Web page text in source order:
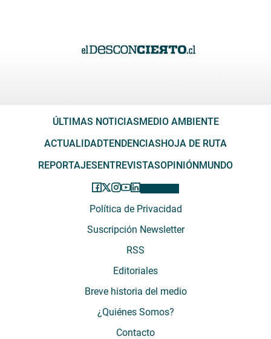
ÚLTIMAS NOTICIASMEDIO AMBIENTE
ACTUALIDADTENDENCIASHOJA DE RUTA
REPORTAJESENTREVISTASOPINIÓNMUNDO
Política de Privacidad
Suscripción Newsletter
RSS
Editoriales
Breve historia del medio
¿Quiénes Somos?
Contacto